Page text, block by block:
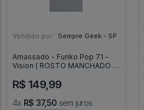
Vendido por: Sempre Geek - SP
Amassado - Funko Pop 71 -
Vision ( ROSTO MANCHADO )
R$ 149,99
4x R$ 37,50 sem juros